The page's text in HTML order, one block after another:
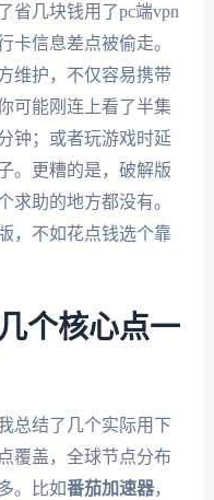
省几块钱用了pc端vpn
卡信息差点被偷走。
维护，不仅容易携带
可能刚连上看了半集
钟；或者玩游戏时延
。更糟的是，破解版
求助的地方都没有。
，不如花点钱选个靠
个核心点一
总结了几个实际用下
覆盖，全球节点分布
。比如番茄加速器，